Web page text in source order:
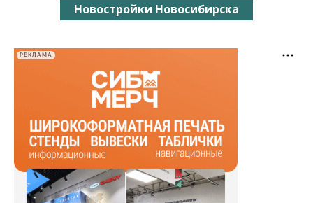
Новостройки Новосибирска
РЕКЛАМА